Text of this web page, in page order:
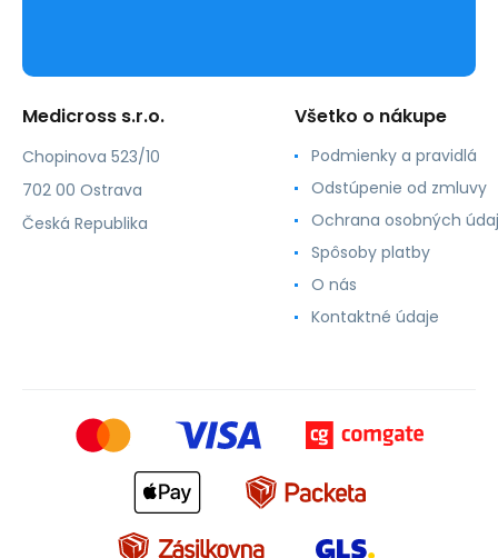
Medicross s.r.o.
Chopinova 523/10
702 00 Ostrava
Česká Republika
Všetko o nákupe
Podmienky a pravidlá
Odstúpenie od zmluvy
Ochrana osobných
Spôsoby platby
O nás
Kontaktné údaje